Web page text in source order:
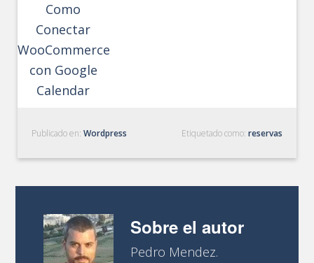
Como
Conectar
WooCommerce
con Google
Calendar
Publicado en:Wordpress Etiquetado como: reservas
Sobre el autor
Pedro Mendez.